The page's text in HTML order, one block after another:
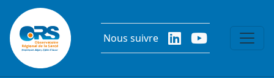
Aller au contenu principal
Nous suivre